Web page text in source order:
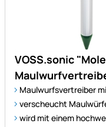
VOSS.sonic
Maulwurfsvertreiber
verscheucht
wird mit einem